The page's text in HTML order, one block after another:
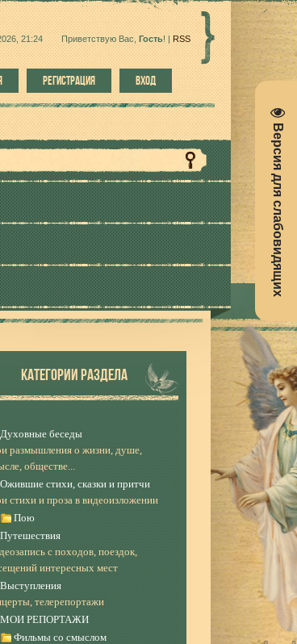
Версия для слабовидящих
21:24 Приветствую Вас Гость! | RSS
РЕГИСТРАЦИЯ ВХОД
КАТЕГОРИИ РАЗДЕЛА
Духовные беседы
размышления о жизни, душе,
обществе...
Ожившие стихи, сказки и притчи
стихи и проза в видеоизложении
Пою
Путешествия
с походов, поездок,
интересных мест
Выступления
телерепортажи
МОИ РЕПОРТАЖИ
Фильмы со смыслом